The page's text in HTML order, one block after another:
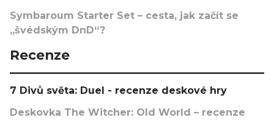
Symbaroum Starter Set – cesta, jak začít se
„švédským DnD“?
Recenze
7 Divů světa: Duel - recenze deskové hry
Deskovka The Witcher: Old World – recenze